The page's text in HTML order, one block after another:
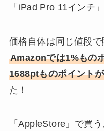
「iPad Pro 11インチ
価格自体は同じ値段で
Amazonでは1%もの
1688ptものポイント
た！
「AppleStore」で買